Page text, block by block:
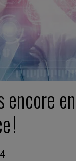
encore
!